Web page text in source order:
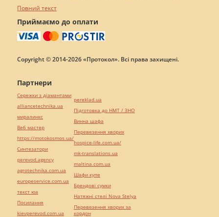
Повний текст
Приймаємо до оплати
Copyright © 2014-2026 «Протокол». Всі права захищені.
Партнери
Сережки з діамантами
alliancetechnika.ua
миралинкс
Веб мастер
https://motokosmos.ua/
Синтезатори
perevod.agency
agrotechnika.com.ua
europeservice.com.ua
текст юа
Посилання
kievperevod.com.ua
pereklad.ua
Підготовка до НМТ / ЗНО
Винна шафа
Перевезення хворих
hospice-life.com.ua/
mk-translations.ua
maltina.com.ua
Шафи купе
Брендові сумки
Натяжні стелі Nova Stelya
Перевезення хворих за
кордон